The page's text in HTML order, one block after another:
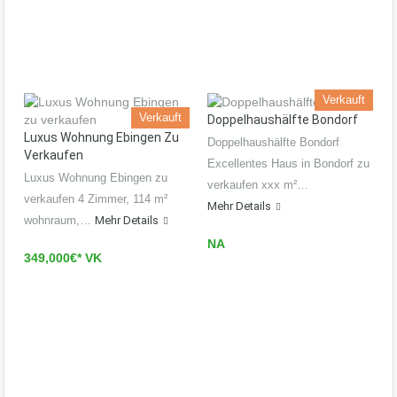
Verkauft
Luxus Wohnung Ebingen Zu
Verkaufen
Luxus Wohnung Ebingen zu
verkaufen 4 Zimmer, 114 m²
wohnraum,… Mehr Details
349,000€* VK
Verkauft
Doppelhaushälfte Bondorf
Doppelhaushälfte Bondorf
Excellentes Haus in Bondorf zu
verkaufen xxx m²…
Mehr Details
NA